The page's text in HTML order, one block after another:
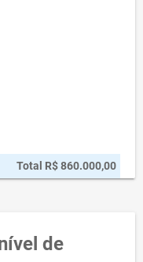
Total R$ 860.000,00
de